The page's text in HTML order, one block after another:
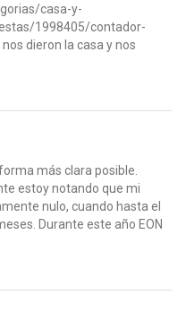
casa-y-
1998405/contador-
dieron la casa y nos
más clara posible.
estoy notando que mi
nulo, cuando hasta el
Durante este año EON